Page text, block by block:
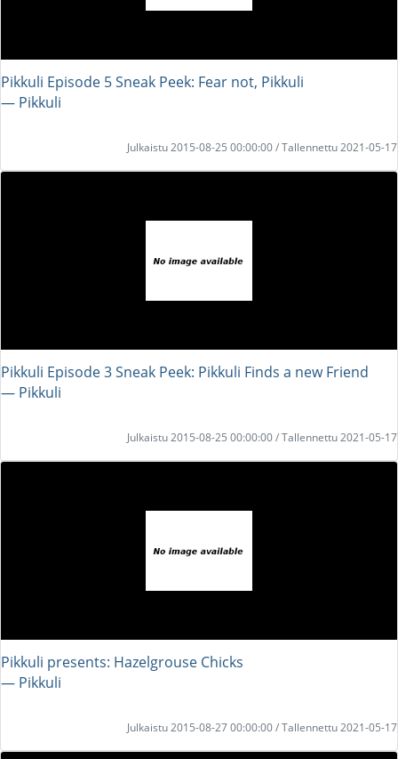
Pikkuli Episode 5 Sneak Peek: Fear not, Pikkuli
― Pikkuli
Julkaistu 2015-08-25 00:00:00 / Tallennettu 2021-05-17
Pikkuli Episode 3 Sneak Peek: Pikkuli Finds a new Friend
― Pikkuli
Julkaistu 2015-08-25 00:00:00 / Tallennettu 2021-05-17
Pikkuli presents: Hazelgrouse Chicks
― Pikkuli
Julkaistu 2015-08-27 00:00:00 / Tallennettu 2021-05-17